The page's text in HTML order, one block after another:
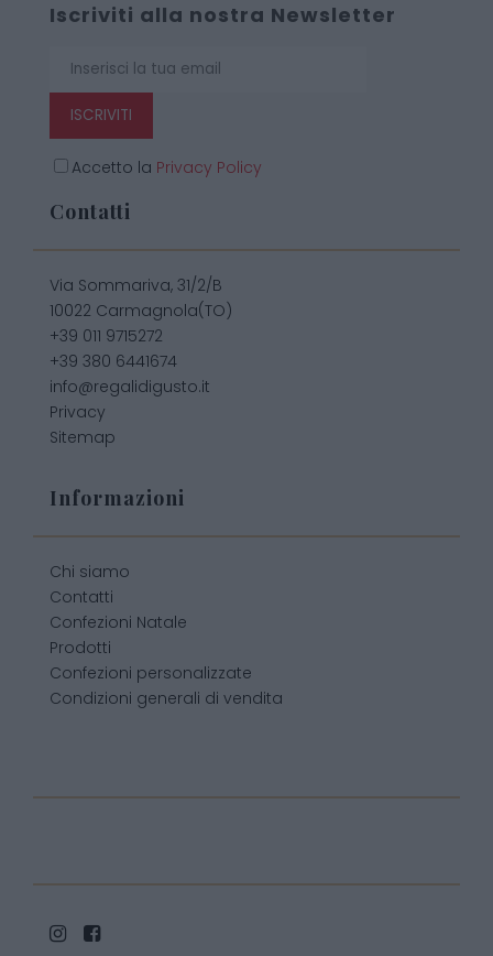
Iscriviti alla nostra Newsletter
ISCRIVITI
Accetto la Privacy Policy
Contatti
Via Sommariva, 31/2/B
10022 Carmagnola(TO)
+39 011 9715272
+39 380 6441674
info@regalidigusto.it
Privacy
Sitemap
Informazioni
Chi siamo
Contatti
Confezioni Natale
Prodotti
Confezioni personalizzate
Condizioni generali di vendita